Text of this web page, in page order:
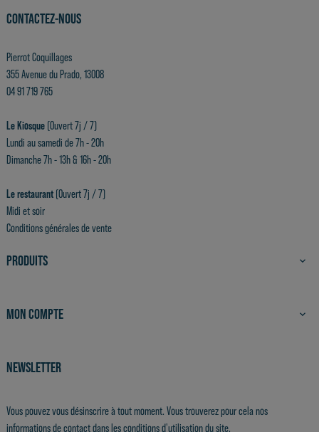
CONTACTEZ-NOUS
Pierrot Coquillages
355 Avenue du Prado, 13008
04 91 719 765
Le Kiosque (Ouvert 7j / 7)
Lundi au samedi de 7h - 20h
Dimanche 7h - 13h & 16h - 20h
Le restaurant (Ouvert 7j / 7)
Midi et soir
Conditions générales de vente
PRODUITS 
MON COMPTE 
NEWSLETTER
Vous pouvez vous désinscrire à tout moment. Vous trouverez pour cela nos
informations de contact dans les conditions d'utilisation du site.